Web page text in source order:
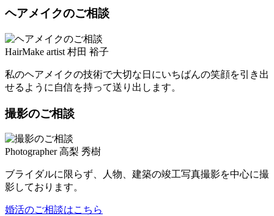
ヘアメイクのご相談
HairMake artist 村田 裕子
私のヘアメイクの技術で大切な日にいちばんの笑顔を引き出
せるように自信を持って送り出します。
撮影のご相談
Photographer 高梨 秀樹
ブライダルに限らず、人物、建築の竣工写真撮影を中心に撮
影しております。
婚活のご相談はこちら